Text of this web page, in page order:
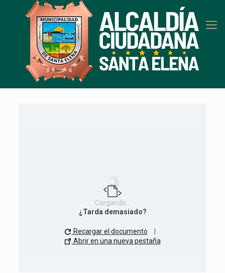
Cargando…
¿Tarda demasiado?
Recargar el documento
Abrir en una nueva pestaña